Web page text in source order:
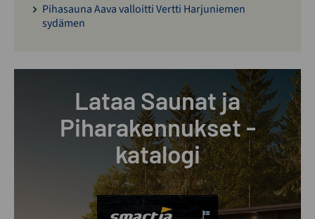
Pihasauna Aava valloitti Vertti Harjuniemen
sydämen
Lataa Saunat ja
Piharakennukset -
katalogi